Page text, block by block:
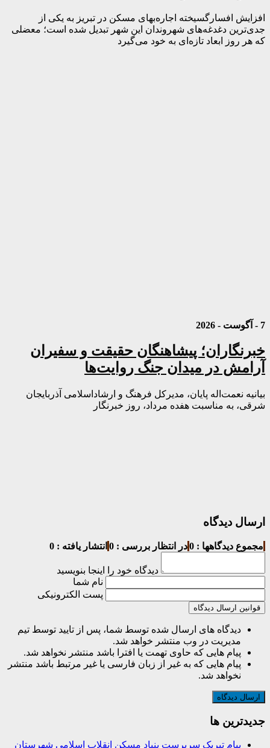
افزایش افسارگسیخته اجاره‌بهای مسکن در تبریز به یکی از
جدی‌ترین دغدغه‌های شهروندان این شهر تبدیل شده است؛ معضلی
که هر روز ابعاد تازه‌ای به خود می‌گیرد
7 - آگوست - 2026
خبرنگاران؛ پیشاهنگان حقیقت و سفیران
آرامش در میدان جنگ روایت‌ها
بیانیه نعمت‌اله پایان، مدیرکل فرهنگ و ارشاداسلامی آذربایجان
شرقی، به مناسبت هفده مرداد، روز خبرنگار
ارسال دیدگاه
مجموع دیدگاهها : 0 در انتظار بررسی : 0 انتشار یافته : 0
دیدگاه خود را اینجا بنویسید
نام شما
پست الکترونیکی
قوانین ارسال دیدگاه
دیدگاه های ارسال شده توسط شما، پس از تایید توسط تیم
مدیریت در وب منتشر خواهد شد.
پیام هایی که حاوی تهمت یا افترا باشد منتشر نخواهد شد.
پیام هایی که به غیر از زبان فارسی یا غیر مرتبط باشد منتشر
نخواهد شد.
جديدترين ها
پیام تبریک سرپرست بنیاد مسکن انقلاب اسلامی شهرستان